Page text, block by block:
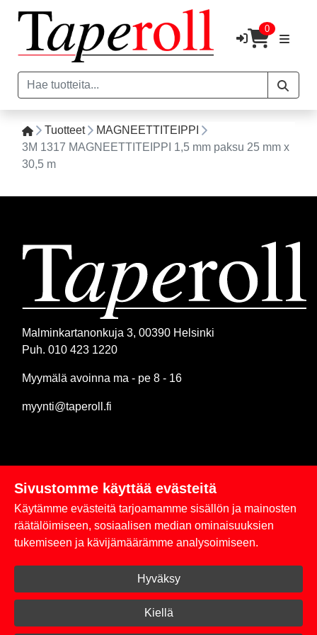
0
Tuotteet
MAGNEETTITEIPPI
3M 1317 MAGNEETTITEIPPI 1,5 mm paksu 25 mm x
30,5 m
Malminkartanonkuja 3, 00390 Helsinki
Puh. 010 423 1220
Myymälä avoinna ma - pe 8 - 16
myynti@taperoll.fi
Linkit
Rekisteriseloste
Toimitus- ja maksuehdot
Kirjaudu sisään
Sivustomme käyttää evästeitä
Käytämme evästeitä tarjoamamme sisällön ja mainosten
räätälöimiseen, sosiaalisen median ominaisuuksien
tukemiseen ja kävijämäärämme analysoimiseen.
Hyväksy
Kiellä